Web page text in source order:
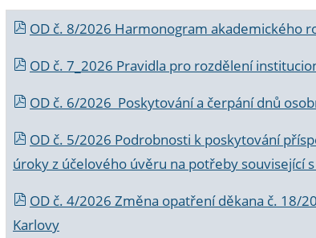
OD č. 8/2026 Harmonogram akademického
OD č. 7_2026 Pravidla pro rozdělení
OD č. 6/2026 Poskytování a čerpání dnů
OD č. 5/2026 Podrobnosti k poskytování
úroky z účelového úvěru na potřeby související
OD č. 4/2026 Změna opatření děkana č. 18/
Karlovy